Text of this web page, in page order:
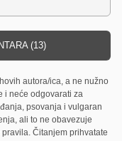
(13)
autora/ica, a ne nužno
i neće odgovarati za
psovanja i vulgaran
ali to ne obavezuje
Čitanjem prihvatate